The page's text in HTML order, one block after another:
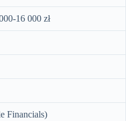
16 000 zł
Financials)